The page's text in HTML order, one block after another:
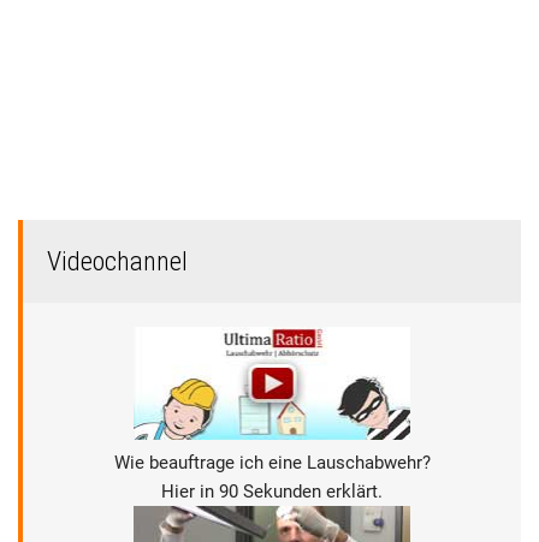
Videochannel
Wie beauftrage ich eine Lauschabwehr?
Hier in 90 Sekunden erklärt.